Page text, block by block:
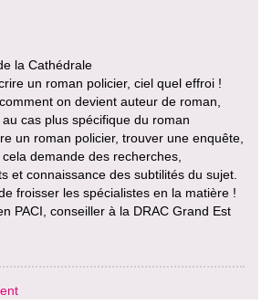
la Cathédrale
un roman policier, ciel quel effroi !
on devient auteur de roman,
cas plus spécifique du roman
un roman policier, trouver une enquête,
demande des recherches,
et connaissance des subtilités du sujet.
froisser les spécialistes en la matière !
PACI, conseiller à la DRAC Grand Est